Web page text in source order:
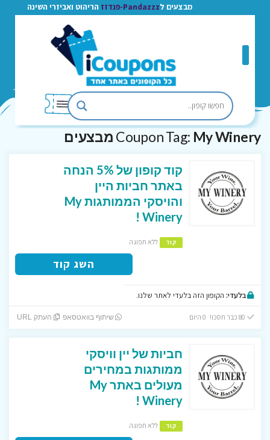
מבצעים ל Pandazzz-פנדזז הריהוט ואביזרי השינה
Coupon Tag: My Winery מבצעים
קוד קופון של 5% הנחה
באתר חביות היין
והויסקי הממותגות My
Winery !
קוד ללא תפוגה
השג קוד
בלעדי: הקופון הזה בלעדי לאתר שלנו.
שיתוף בוואטסאפ העתק URL
חביות של יין וויסקי
ממותגות במחירים
מעולים באתר My
Winery !
קוד ללא תפוגה